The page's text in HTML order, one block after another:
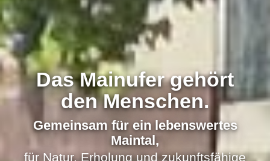
Das Mainufer gehört
den Menschen.
Gemeinsam für ein lebenswertes
Maintal,
für Natur, Erholung und zukunftsfähige